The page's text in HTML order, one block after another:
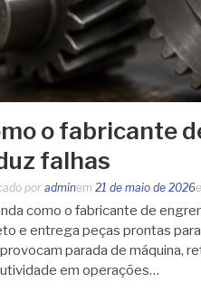
o fabricante
falhas
por adminem 21 de maio de 2026
como o fabricante de
e entrega peças prontas
parada de máquina,
em operações…